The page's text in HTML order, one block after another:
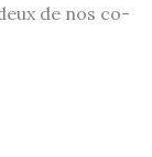
de nos co-